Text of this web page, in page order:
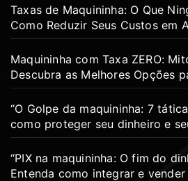
Taxas de Maquininha: O Que
Como Reduzir Seus Custos em
Maquininha com Taxa ZERO:
Descubra as Melhores Opções
“O Golpe da maquininha: 7
como proteger seu dinheiro e
“PIX na maquininha: O fim do
Entenda como integrar e vender